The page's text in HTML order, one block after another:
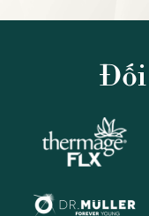
Liên hệ
1900
Đối